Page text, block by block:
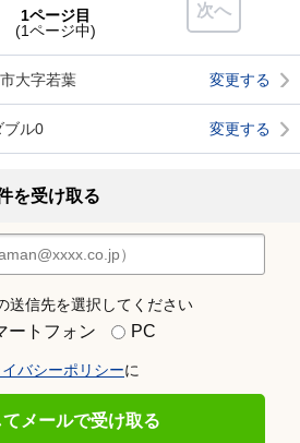
次へ
1ページ目
(1ページ中)
大字若葉 変更する
ブル0 変更する
を受け取る
送信先を選択してください
ートフォン PC
バシーポリシーに
てメールで受け取る